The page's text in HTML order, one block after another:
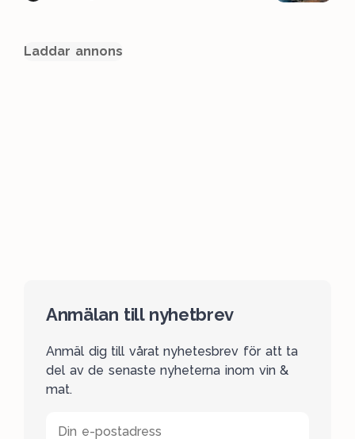
Laddar annons
Anmälan till nyhetbrev
Anmäl dig till vårat nyhetesbrev för att ta
del av de senaste nyheterna inom vin &
mat.
Din e-postadress